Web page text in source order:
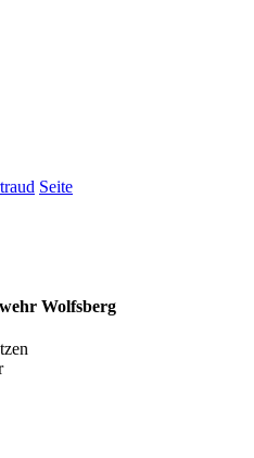
Seite
Wolfsberg